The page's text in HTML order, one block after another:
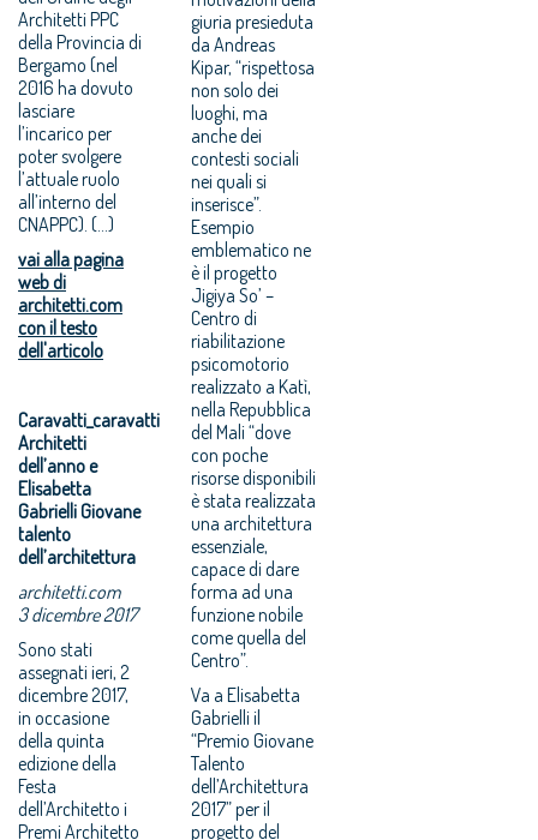
Architetti PPC
della Provincia di
Bergamo (nel
2016 ha dovuto
lasciare
l’incarico per
poter svolgere
l’attuale ruolo
all’interno del
CNAPPC). (...)
vai alla pagina
web di
architetti.com
con il testo
dell'articolo
Caravatti_caravatti
Architetti
dell’anno e
Elisabetta
Gabrielli Giovane
talento
dell’architettura
architetti.com
3 dicembre 2017
Sono stati
assegnati ieri, 2
dicembre 2017,
in occasione
della quinta
edizione della
Festa
dell’Architetto i
Premi Architetto
giuria presieduta
da Andreas
Kipar, “rispettosa
non solo dei
luoghi, ma
anche dei
contesti sociali
nei quali si
inserisce”.
Esempio
emblematico ne
è il progetto
Jigiya So’ –
Centro di
riabilitazione
psicomotorio
realizzato a Katì,
nella Repubblica
del Mali “dove
con poche
risorse disponibili
è stata realizzata
una architettura
essenziale,
capace di dare
forma ad una
funzione nobile
come quella del
Centro”.
Va a Elisabetta
Gabrielli il
“Premio Giovane
Talento
dell’Architettura
2017” per il
progetto del